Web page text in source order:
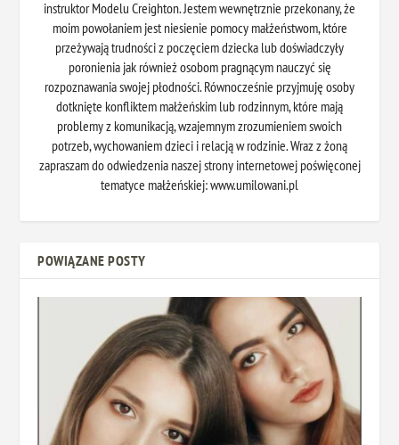
instruktor Modelu Creighton. Jestem wewnętrznie przekonany, że
moim powołaniem jest niesienie pomocy małżeństwom, które
przeżywają trudności z poczęciem dziecka lub doświadczyły
poronienia jak również osobom pragnącym nauczyć się
rozpoznawania swojej płodności. Równocześnie przyjmuję osoby
dotknięte konfliktem małżeńskim lub rodzinnym, które mają
problemy z komunikacją, wzajemnym zrozumieniem swoich
potrzeb, wychowaniem dzieci i relacją w rodzinie. Wraz z żoną
zapraszam do odwiedzenia naszej strony internetowej poświęconej
tematyce małżeńskiej: www.umilowani.pl
POWIĄZANE POSTY